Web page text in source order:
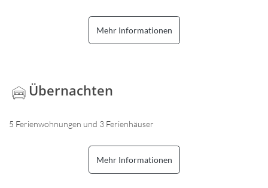
Mehr Informationen
Übernachten
5 Ferienwohnungen und 3 Ferienhäuser
Mehr Informationen